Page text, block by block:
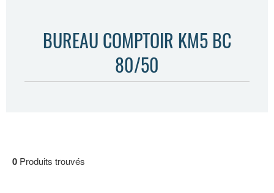
BUREAU COMPTOIR KM5 BC
80/50
0 Produits trouvés